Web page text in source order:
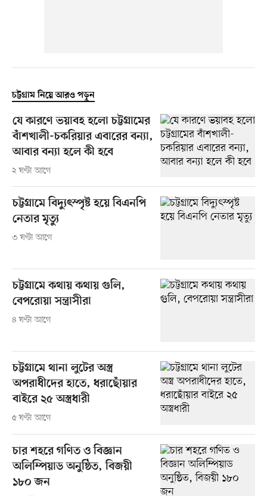
চট্টগ্রাম নিয়ে আরও পড়ুন
যে কারণে ভয়াবহ হলো চট্টগ্রামের
বাঁশখালী-চকরিয়ার এবারের বন্যা,
আবার বন্যা হলে কী হবে
২ ঘণ্টা আগে
চট্টগ্রামে বিদ্যুৎস্পৃষ্ট হয়ে বিএনপি
নেতার মৃত্যু
৩ ঘণ্টা আগে
চট্টগ্রামে কথায় কথায় গুলি,
বেপরোয়া সন্ত্রাসীরা
৪ ঘণ্টা আগে
চট্টগ্রামে থানা লুটের অস্ত্র
অপরাধীদের হাতে, ধরাছোঁয়ার
বাইরে ২৫ অস্ত্রধারী
৫ ঘণ্টা আগে
চার শহরে গণিত ও বিজ্ঞান
অলিম্পিয়াড অনুষ্ঠিত, বিজয়ী
১৮০ জন